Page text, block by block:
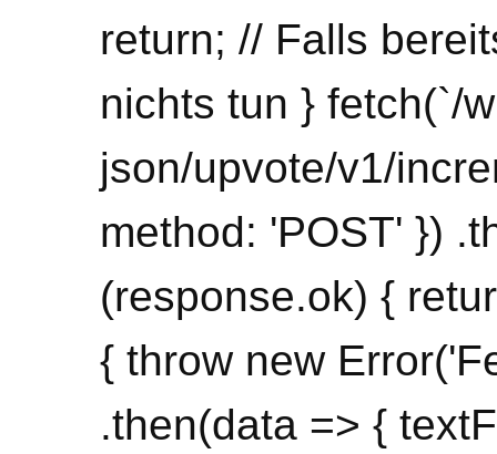
return; // Falls
nichts tun } fetch(`/
json/upvote/v1/
method: 'POST' })
(response.ok) {
{ throw new
.then(data => {